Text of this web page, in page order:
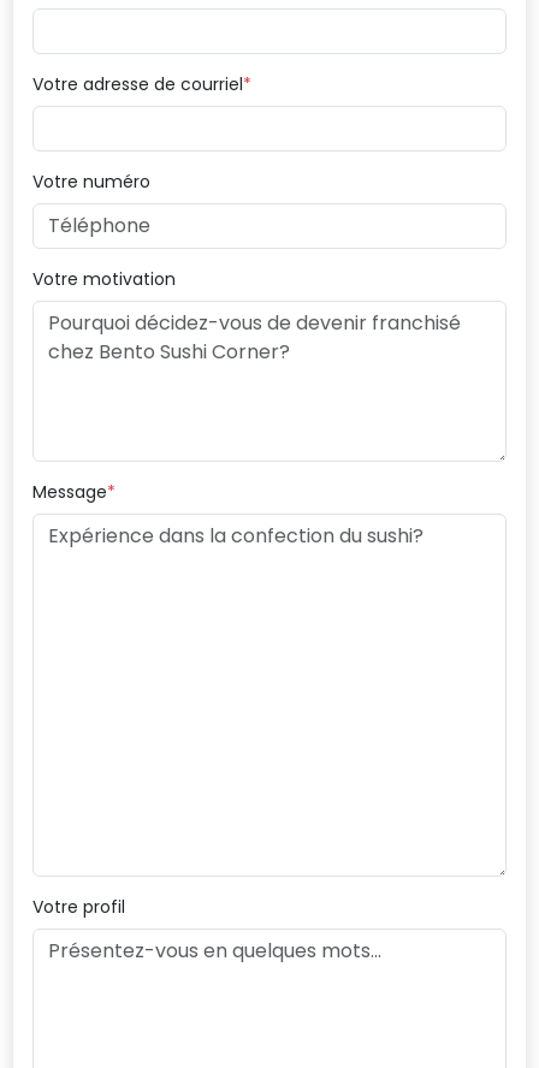
Votre adresse de courriel
Votre numéro
Votre motivation
Message
Votre profil